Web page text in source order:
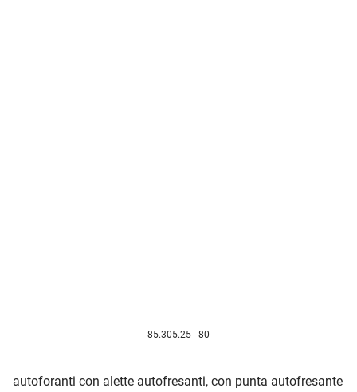
85.305.25 - 80
autoforanti con alette autofresanti, con punta autofresante